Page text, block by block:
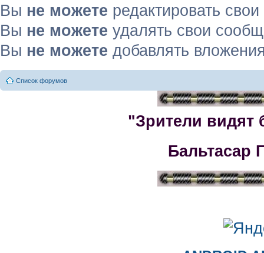
Вы не можете редактировать
Вы не можете удалять свои
Вы не можете добавлять
Список форумов
"Зрители видят
Бальтасар